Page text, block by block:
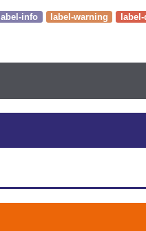
label-info label-warning